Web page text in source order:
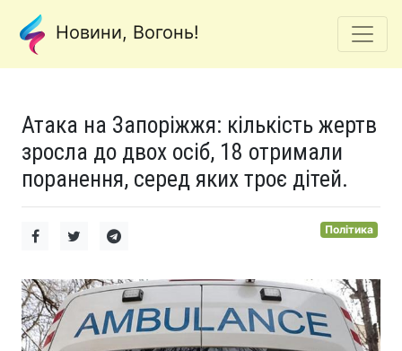
Новини, Вогонь!
Атака на Запоріжжя: кількість жертв
зросла до двох осіб, 18 отримали
поранення, серед яких троє дітей.
Політика